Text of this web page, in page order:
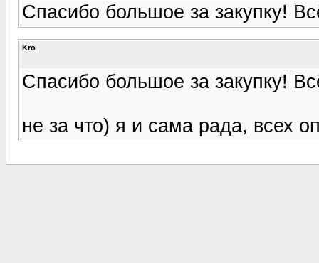
Спасибо большое за закупку!
Kro
Спасибо большое за закупку!
не за что) я и сама рада, всех